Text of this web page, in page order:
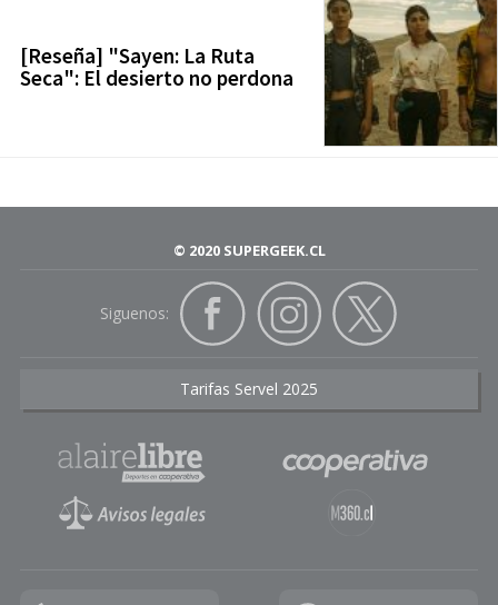
[Reseña] "Sayen: La Ruta
Seca": El desierto no perdona
© 2020 SUPERGEEK.CL
Siguenos:
Tarifas Servel 2025